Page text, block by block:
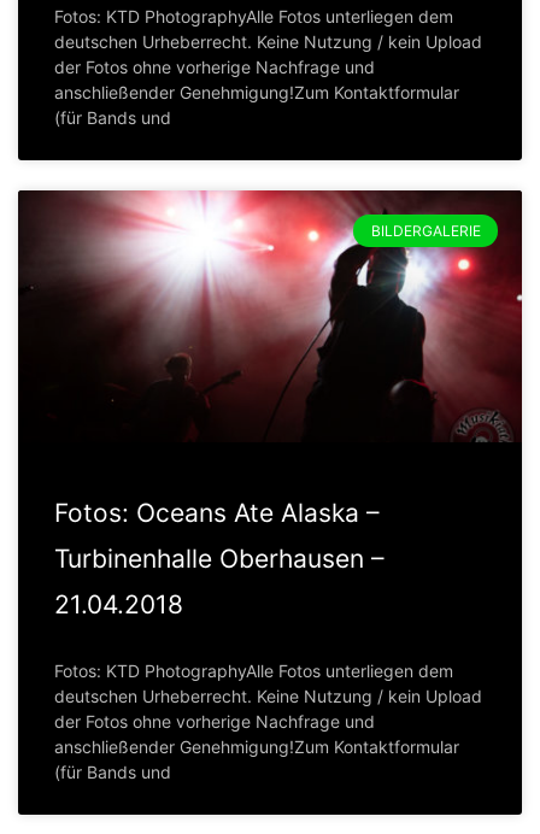
Fotos: KTD PhotographyAlle Fotos unterliegen dem
deutschen Urheberrecht. Keine Nutzung / kein Upload
der Fotos ohne vorherige Nachfrage und
anschließender Genehmigung!Zum Kontaktformular
(für Bands und
BILDERGALERIE
Fotos: Oceans Ate Alaska –
Turbinenhalle Oberhausen –
21.04.2018
Fotos: KTD PhotographyAlle Fotos unterliegen dem
deutschen Urheberrecht. Keine Nutzung / kein Upload
der Fotos ohne vorherige Nachfrage und
anschließender Genehmigung!Zum Kontaktformular
(für Bands und